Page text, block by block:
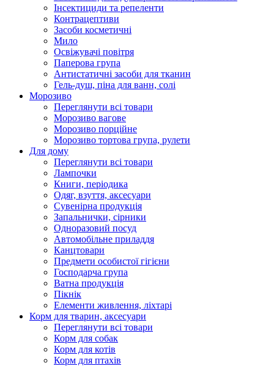
Інсектициди та репеленти
Контрацептиви
Засоби косметичні
Мило
Освіжувачі повітря
Паперова група
Антистатичні засоби для тканин
Гель-душ, піна для ванн, солі
Морозиво
Переглянути всі товари
Морозиво вагове
Морозиво порційне
Морозиво тортова група, рулети
Для дому
Переглянути всі товари
Лампочки
Книги, періодика
Одяг, взуття, аксесуари
Сувенірна продукція
Запальнички, сірники
Одноразовий посуд
Автомобільне приладдя
Канцтовари
Предмети особистої гігієни
Господарча група
Ватна продукція
Пікнік
Елементи живлення, ліхтарі
Корм для тварин, аксесуари
Переглянути всі товари
Корм для собак
Корм для котів
Корм для птахів